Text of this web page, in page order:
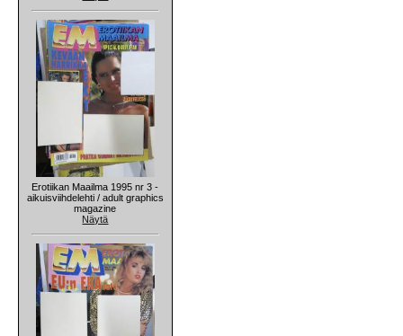
Erotiikan Maailma 1995 nr 3 -
aikuisviihdelehti / adult graphics
magazine
Näytä